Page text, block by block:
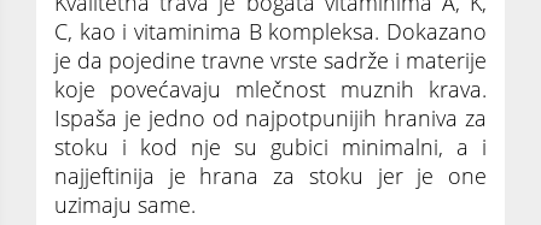
C, kao i vitaminima B kompleksa. Dokazano
je da pojedine travne vrste sadrže i materije
koje povećavaju mlečnost muznih krava.
Ispaša je jedno od najpotpunijih hraniva za
stoku i kod nje su gubici minimalni, a i
najjeftinija je hrana za stoku jer je one
uzimaju same.